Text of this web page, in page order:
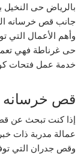
بالرياض حى النخيل
جانب قص خرسانه
وأهم الأعمال التي
حى غرناطة فهي
خدمة عمل فتحات
قص خرسانه
إذا كنت تبحث عن
عمالة مدربة ذات
وقص جدران التي